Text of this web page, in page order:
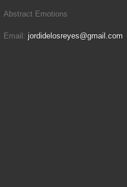
Abstract Emotions
Email: jordidelosreyes@gmail.com